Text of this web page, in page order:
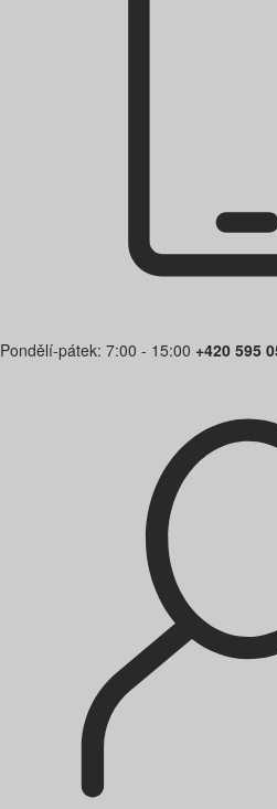
Pondělí-pátek: 7:00 - 15:00 +420 595